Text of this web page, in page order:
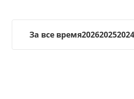
За все время202620252024